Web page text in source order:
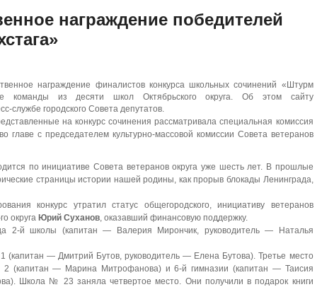
собак: правила и штрафы в России
хоккейного сезона в Архангельске: яркие
победы
комплексы фотофиксации Vitronic
награждение победителей
награждение финалистов конкурса школьных сочинений «Штурм
команды из десяти школ Октябрьского округа. Об этом сайту
службе городского Совета депутатов.
на конкурс сочинения рассматривала специальная комиссия
главе с председателем культурно-массовой комиссии Совета ветеранов
по инициативе Совета ветеранов округа уже шесть лет. В прошлые
страницы истории нашей родины, как прорыв блокады Ленинграда,
конкурс утратил статус общегородского, инициативу ветеранов
округа Юрий Суханов, оказавший финансовую поддержку.
2-й школы (капитан — Валерия Мирончик, руководитель — Наталья
— Дмитрий Бутов, руководитель — Елена Бутова). Третье место
(капитан — Марина Митрофанова) и 6-й гимназии (капитан — Таисия
Школа № 23 заняла четвертое место. Они получили в подарок книги